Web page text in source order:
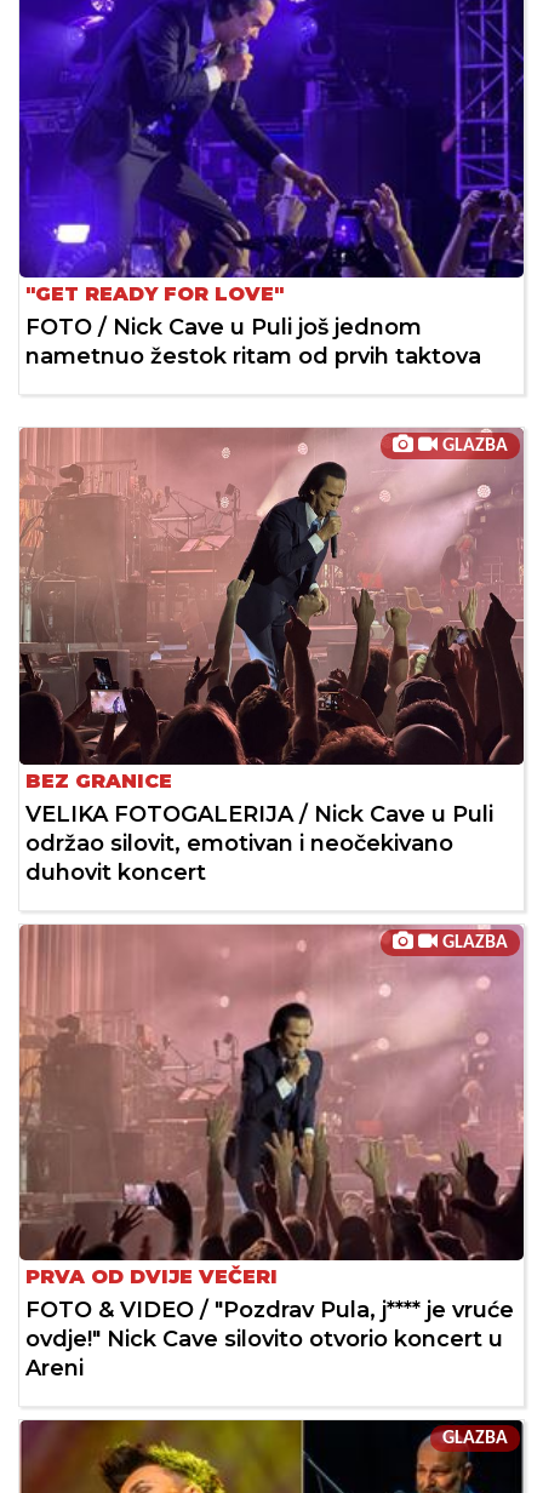
"GET READY FOR LOVE"
FOTO / Nick Cave u Puli još jednom
nametnuo žestok ritam od prvih taktova
GLAZBA
BEZ GRANICE
VELIKA FOTOGALERIJA / Nick Cave u Puli
održao silovit, emotivan i neočekivano
duhovit koncert
GLAZBA
PRVA OD DVIJE VEČERI
FOTO & VIDEO / "Pozdrav Pula, j**** je vruće
ovdje!" Nick Cave silovito otvorio koncert u
Areni
GLAZBA